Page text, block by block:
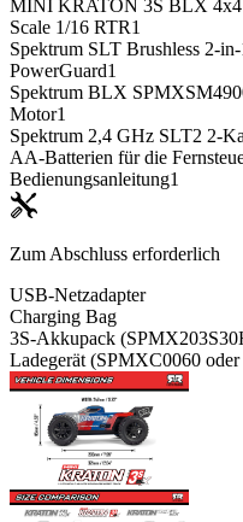
MINI KRATON 3S BLX 4x4
Scale 1/16 RTR1
Spektrum SLT Brushless 2-
PowerGuard1
Spektrum BLX
Motor1
Spektrum 2,4 GHz SLT2 2-
AA-Batterien für die
Bedienungsanleitung1
Zum Abschluss erforderlich
USB-Netzadapter
Charging Bag
3S-Akkupack
Ladegerät (SPMXC0060